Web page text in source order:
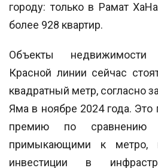
городу: только в Рамат
более 928 квартир.
Объекты
Красной линии сейчас
квадратный метр, согласно
Яма в ноябре 2024 года. Это
премию по
примыкающими к метро,
инвестиции в